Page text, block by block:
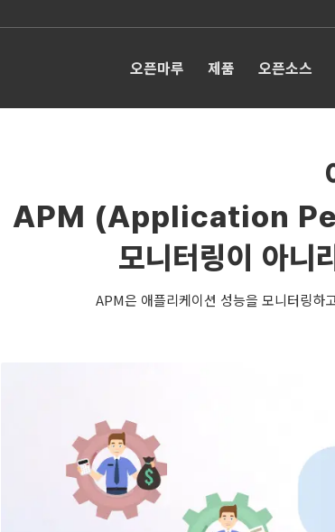
오픈마루 제품 오픈소스
APM (Application
모니터링이 아니
APM은 애플리케이션 성능을 모니터링하